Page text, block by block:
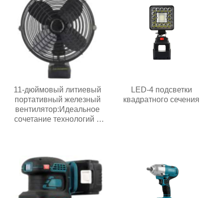
11-дюймовый литиевый
портативный железный
вентилятор:Идеальное
сочетание технологий и
LED-4 подсветки
квадратного сечения